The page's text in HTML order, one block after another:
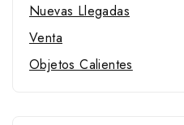
Nuevas Llegadas
Venta
Objetos Calientes